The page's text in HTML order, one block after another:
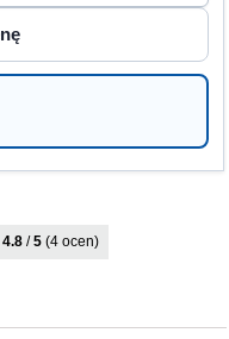
4.8 /5 (4 ocen)